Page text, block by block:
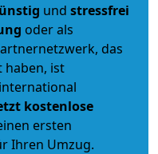
und stressfrei
oder als
das
haben, ist
kostenlose
ersten
Ihren Umzug.